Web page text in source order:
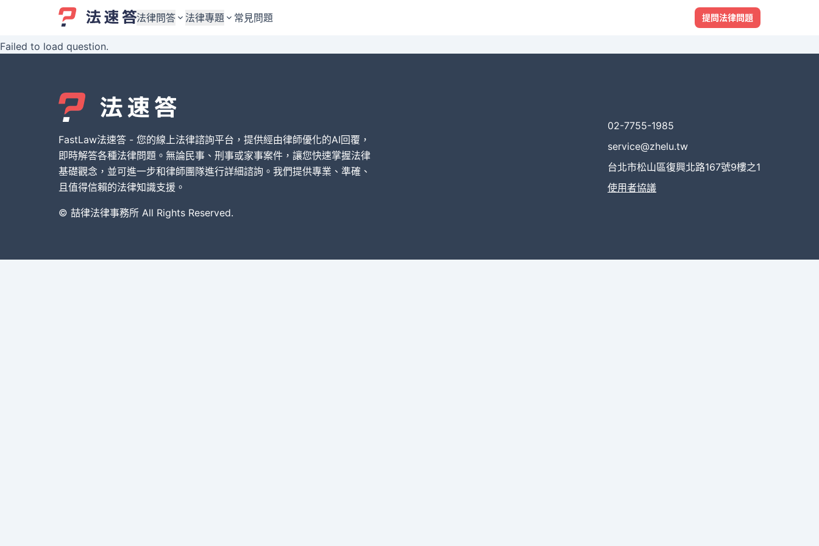
法律問答
婚姻與監護權
債務與債權
刑事犯罪案件
其他案件類型
法律專題
婚姻與監護權
債務與債權
刑事犯罪案件
其他案件類型
常見問題 提問法律問題
Failed to load question.
FastLaw法速答 - 您的線上法律諮詢平台，提供經由律師優化的AI回覆，
即時解答各種法律問題。無論民事、刑事或家事案件，讓您快速掌握法律
基礎觀念，並可進一步和律師團隊進行詳細諮詢。我們提供專業、準確、
且值得信賴的法律知識支援。
© 喆律法律事務所 All Rights Reserved.
02-7755-1985
service@zhelu.tw
台北市松山區復興北路167號9樓之1
使用者協議